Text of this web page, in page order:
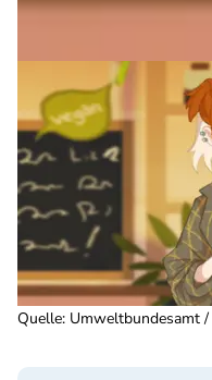
Quelle: Umweltbundesamt